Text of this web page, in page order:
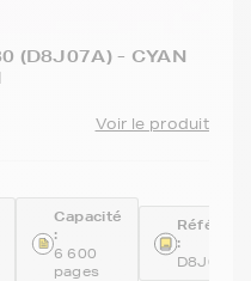
(D8J07A) - CYAN
Voir le produit
Capacité
:
6 600
pages
:
D8J07A